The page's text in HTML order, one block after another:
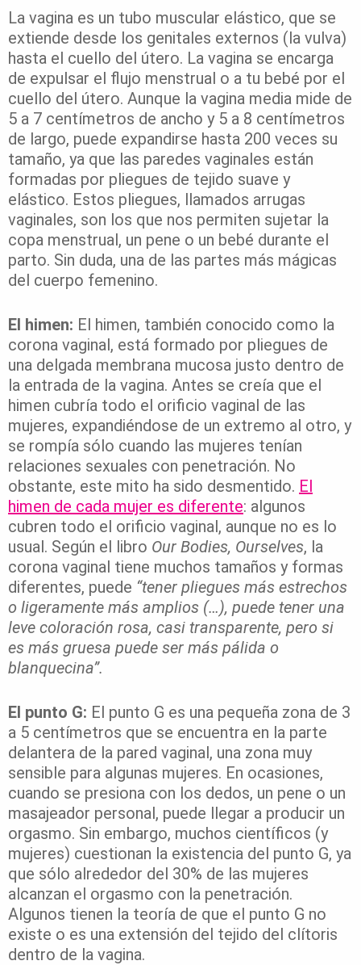
La vagina es un tubo muscular elástico, que se
extiende desde los genitales externos (la vulva)
hasta el cuello del útero. La vagina se encarga
de expulsar el flujo menstrual o a tu bebé por el
cuello del útero. Aunque la vagina media mide de
5 a 7 centímetros de ancho y 5 a 8 centímetros
de largo, puede expandirse hasta 200 veces su
tamaño, ya que las paredes vaginales están
formadas por pliegues de tejido suave y
elástico. Estos pliegues, llamados arrugas
vaginales, son los que nos permiten sujetar la
copa menstrual, un pene o un bebé durante el
parto. Sin duda, una de las partes más mágicas
del cuerpo femenino.
El himen: El himen, también conocido como la
corona vaginal, está formado por pliegues de
una delgada membrana mucosa justo dentro de
la entrada de la vagina. Antes se creía que el
himen cubría todo el orificio vaginal de las
mujeres, expandiéndose de un extremo al otro, y
se rompía sólo cuando las mujeres tenían
relaciones sexuales con penetración. No
obstante, este mito ha sido desmentido. El
himen de cada mujer es diferente: algunos
cubren todo el orificio vaginal, aunque no es lo
usual. Según el libro Our Bodies, Ourselves, la
corona vaginal tiene muchos tamaños y formas
diferentes, puede “tener pliegues más estrechos
o ligeramente más amplios (…), puede tener una
leve coloración rosa, casi transparente, pero si
es más gruesa puede ser más pálida o
blanquecina”.
El punto G: El punto G es una pequeña zona de 3
a 5 centímetros que se encuentra en la parte
delantera de la pared vaginal, una zona muy
sensible para algunas mujeres. En ocasiones,
cuando se presiona con los dedos, un pene o un
masajeador personal, puede llegar a producir un
orgasmo. Sin embargo, muchos científicos (y
mujeres) cuestionan la existencia del punto G, ya
que sólo alrededor del 30% de las mujeres
alcanzan el orgasmo con la penetración.
Algunos tienen la teoría de que el punto G no
existe o es una extensión del tejido del clítoris
dentro de la vagina.